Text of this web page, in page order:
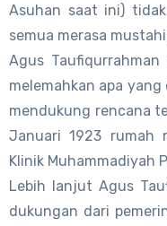
Asuhan saat ini)
semua merasa
Agus
melemahkan apa yang
mendukung rencana
Januari 1923 rumah
Klinik Muhammadiyah
Lebih lanjut Agus
dukungan dari